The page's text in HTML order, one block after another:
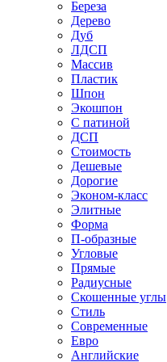
Береза
Дерево
Дуб
ЛДСП
Массив
Пластик
Шпон
Экошпон
С патиной
ДСП
Стоимость
Дешевые
Дорогие
Эконом-класс
Элитные
Форма
П-образные
Угловые
Прямые
Радиусные
Скошенные углы
Стиль
Современные
Евро
Английские